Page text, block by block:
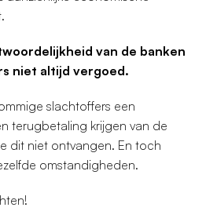
van de banken
niet altijd vergoed.
slachtoffers een
terugbetaling krijgen van de
dit niet ontvangen. En toch
omstandigheden.